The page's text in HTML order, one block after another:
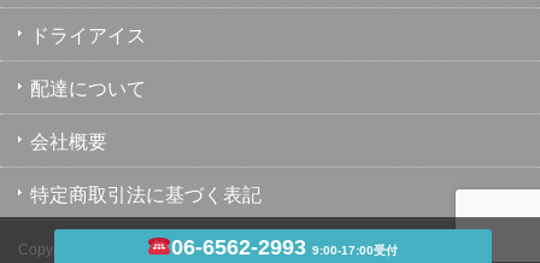
ドライアイス
配達について
会社概要
特定商取引法に基づく表記
Copyright © 超低温冷凍庫・冷凍ショーケース・業務用冷凍庫のユウキ
06-6562-29939:00-17:00受付